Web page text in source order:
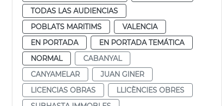
TODAS LAS AUDIENCIAS
POBLATS MARITIMS
VALENCIA
EN PORTADA
EN PORTADA TEMÁTICA
NORMAL
CABANYAL
CANYAMELAR
JUAN GINER
LICENCIAS OBRAS
LLICÈNCIES OBRES